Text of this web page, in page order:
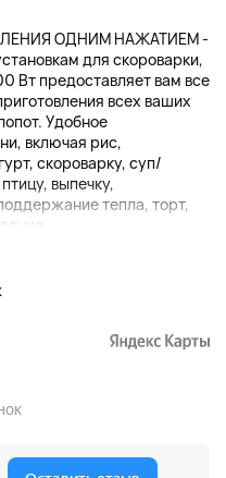
ОДНИМ НАЖАТИЕМ -
для скороварки,
Вт предоставляет вам все
всех ваших
Удобное
включая рис,
скороварку, суп/
выпечку,
тепла, торт,